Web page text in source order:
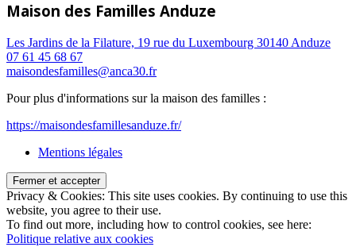
Maison des Familles Anduze
Les Jardins de la Filature, 19 rue du Luxembourg 30140 Anduze
07 61 45 68 67
maisondesfamilles@anca30.fr
Pour plus d'informations sur la maison des familles :
https://maisondesfamillesanduze.fr/
Mentions légales
Privacy & Cookies: This site uses cookies. By continuing to use this
website, you agree to their use.
To find out more, including how to control cookies, see here:
Politique relative aux cookies